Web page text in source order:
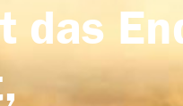
das